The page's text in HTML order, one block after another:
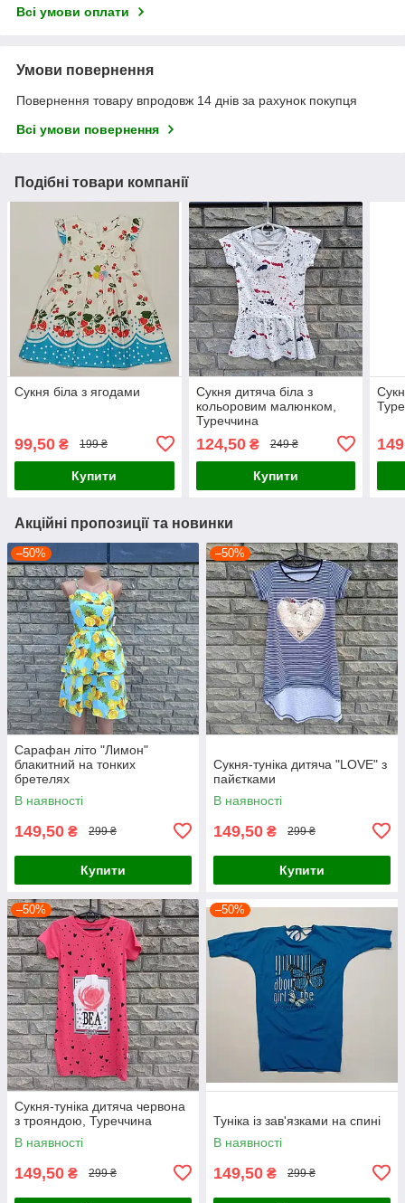
Всі умови оплати
Умови повернення
Повернення товару впродовж 14 днів за рахунок покупця
Всі умови повернення
Подібні товари компанії
Сукня біла з ягодами
99,50 ₴ 199 ₴
Купити
Сукня дитяча біла з
кольоровим малюнком,
Туреччина
124,50₴ 249 ₴
Купити
Акційні пропозиції та новинки
–50%
Сарафан літо "Лимон"
блакитний на тонких
бретелях
В наявності
149,50 ₴ 299 ₴
Купити
–50%
Сукня-туніка дитяча "LOVE" з
пайєтками
В наявності
149,50 ₴ 299 ₴
Купити
–50%
Сукня-туніка дитяча червона
з трояндою, Туреччина
В наявності
149,50 ₴ 299 ₴
–50%
Туніка із зав'язками на спині
В наявності
149,50 ₴ 299 ₴